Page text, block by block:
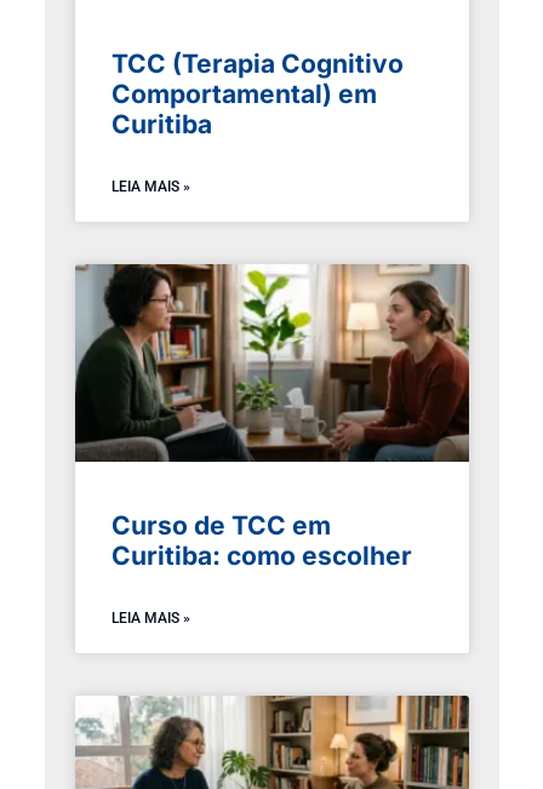
TCC (Terapia Cognitivo
Comportamental) em
Curitiba
LEIA MAIS »
Curso de TCC em
Curitiba: como escolher
LEIA MAIS »